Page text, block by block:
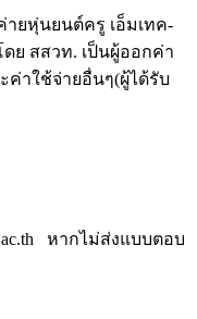
ยหุ่นยนต์ครู เอ็มเทค-
ดย สสวท. เป็นผู้ออกค่า
าใช้จ่ายอื่นๆ(ผู้ได้รับ
หากไม่ส่งแบบตอบ